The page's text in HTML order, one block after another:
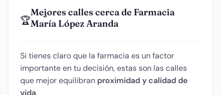
🏆
Mejores calles cerca de Farmacia
María López Aranda
Si tienes claro que la farmacia es un factor
importante en tu decisión, estas son las calles
que mejor equilibran proximidad y calidad de
vida.